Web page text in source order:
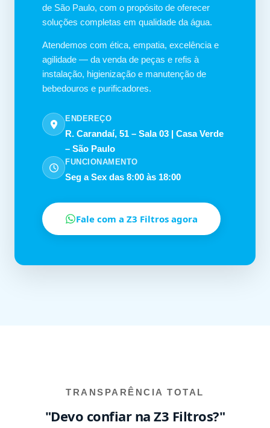
de São Paulo, com o propósito de oferecer
soluções completas em qualidade da água.
Atendemos com ética, empatia, excelência e
agilidade — da venda de peças e refis à
instalação, higienização e manutenção de
bebedouros e purificadores.
ENDEREÇO
R. Carandaí, 51 – Sala 03 | Casa Verde
– São Paulo
FUNCIONAMENTO
Seg a Sex das 8:00 às 18:00
Fale com a Z3 Filtros agora
TRANSPARÊNCIA TOTAL
"Devo confiar na Z3 Filtros?"